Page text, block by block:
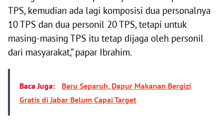
TPS, kemudian ada lagi komposisi dua personalnya
10 TPS dan dua personil 20 TPS, tetapi untuk
masing-masing TPS itu tetap dijaga oleh personil
dari masyarakat,” papar Ibrahim.
Baca Juga:
Baru Separuh, Dapur Makanan Bergizi
Gratis di Jabar Belum Capai Target